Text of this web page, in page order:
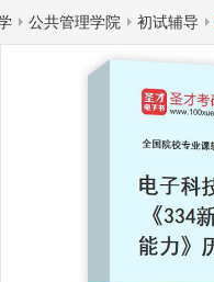
公共管理学院 初试辅导